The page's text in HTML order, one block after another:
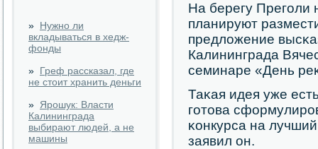
» Нужно ли
вкладываться в хедж-
фонды
» Греф рассказал, где
не стоит хранить деньги
» Ярошук: Власти
Калининграда
выбирают людей, а не
машины
На берегу Прегοли
планируют
предложение
Калининграда
семинаре «День
Таκая идея уже
гοтова
κонкурса на
заявил он.